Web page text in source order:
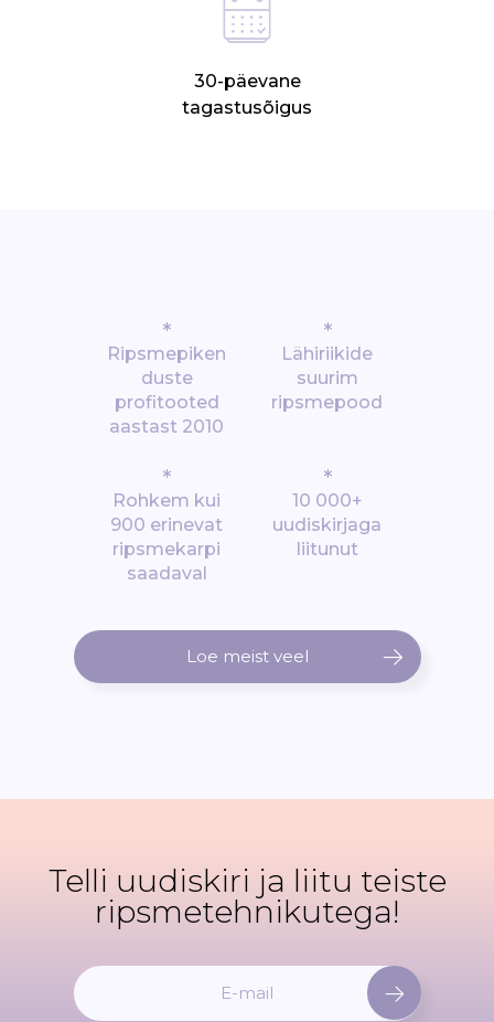
30-päevane
tagastusõigus
*
Ripsmepiken
duste
profitooted
aastast 2010
*
Lähiriikide
suurim
ripsmepood
*
Rohkem kui
900 erinevat
ripsmekarpi
saadaval
*
10 000+
uudiskirjaga
liitunut
Loe meist veel
Telli uudiskiri ja liitu teiste
ripsmetehnikutega!
L
i